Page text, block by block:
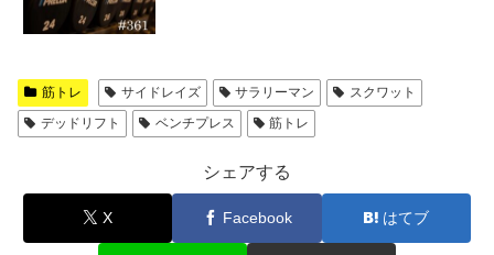
筋トレ サイドレイズ サラリーマン
スクワット
デッドリフト
ベンチプレス 筋トレ
シェアする
X Facebook はてブ